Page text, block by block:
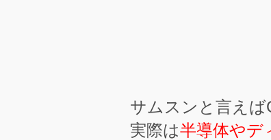
サムスンと言えば
実際は半導体やデ